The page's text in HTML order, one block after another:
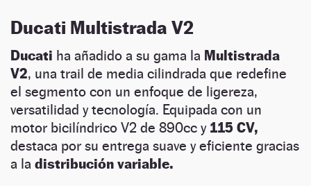
Ducati Multistrada V2
Ducati ha añadido a su gama la Multistrada
V2, una trail de media cilindrada que redefine
el segmento con un enfoque de ligereza,
versatilidad y tecnología. Equipada con un
motor bicilíndrico V2 de 890cc y 115 CV,
destaca por su entrega suave y eficiente gracias
a la distribución variable.